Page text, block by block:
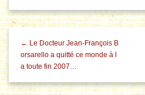
← Le Docteur Jean-François B
orsarello a quitté ce monde à l
a toute fin 2007…